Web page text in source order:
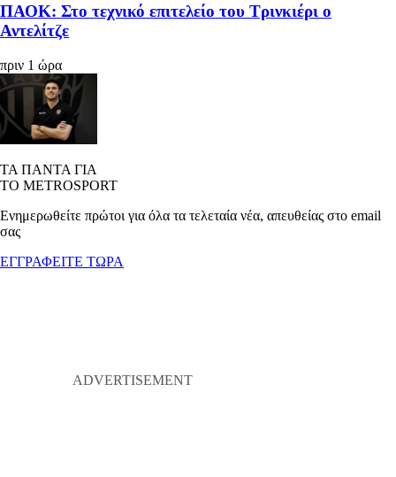
ΠΑΟΚ: Στο τεχνικό επιτελείο του Τρινκιέρι ο
Αντελίτζε
πριν 1 ώρα
ΤΑ ΠΑΝΤΑ ΓΙΑ
ΤΟ METROSPORT
Ενημερωθείτε πρώτοι για όλα τα τελεταία νέα, απευθείας στο email
σας
ΕΓΓΡΑΦΕΙΤΕ ΤΩΡΑ